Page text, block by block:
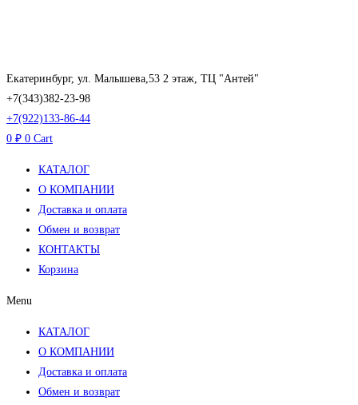
Екатеринбург, ул. Малышева,53 2 этаж, ТЦ "Антей"
+7(343)382-23-98
+7(922)133-86-44
0 ₽ 0 Cart
КАТАЛОГ
О КОМПАНИИ
Доставка и оплата
Обмен и возврат
КОНТАКТЫ
Корзина
Menu
КАТАЛОГ
О КОМПАНИИ
Доставка и оплата
Обмен и возврат